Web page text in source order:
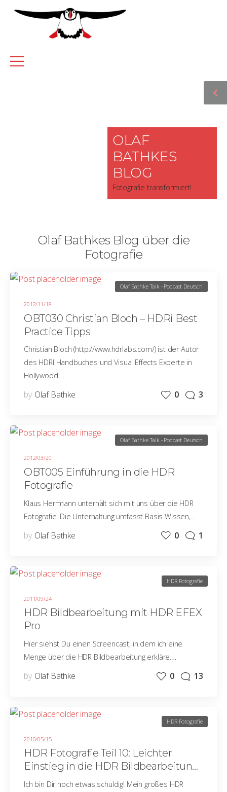
OLAF
BATHKES
BLOG
Fotografie transformiert!
Olaf Bathkes Blog über die
Fotografie
2012/11/18
Olaf Bathke Talk - Podcast Deutsch
OBT030 Christian Bloch – HDRi Best
Practice Tipps
Christian Bloch (http://www.hdrlabs.com/) ist der Autor
des HDRI Handbuches und Visual Effects Experte in
Hollywood.…
by Olaf Bathke 0 3
2012/03/20
Olaf Bathke Talk - Podcast Deutsch
OBT005 Einführung in die HDR
Fotografie
Klaus Herrmann unterhält sich mit uns über die HDR
Fotografie. Die Unterhaltung umfasst Basis Wissen,…
by Olaf Bathke 0 1
2011/09/24
HDR Fotografie
HDR Bildbearbeitung mit HDR EFEX
Pro
Hier siehst Du einen Screencast, in dem ich eine
Menge über die HDR Bildbearbeitung erkläre.…
by Olaf Bathke 0 13
2010/05/15
HDR Fotografie
HDR Fotografie Teil 10: Leichter
Einstieg in die HDR Bildbearbeitung
mit Photomatix Pro
Ich bin Dir noch etwas schuldig! Mein großes HDR